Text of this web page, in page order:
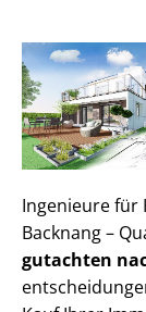
Ingenieure für
Backnang –
gut­ach­ten